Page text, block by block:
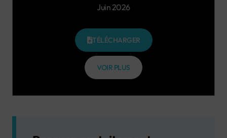
Juin 2026
TÉLÉCHARGER
VOIR PLUS